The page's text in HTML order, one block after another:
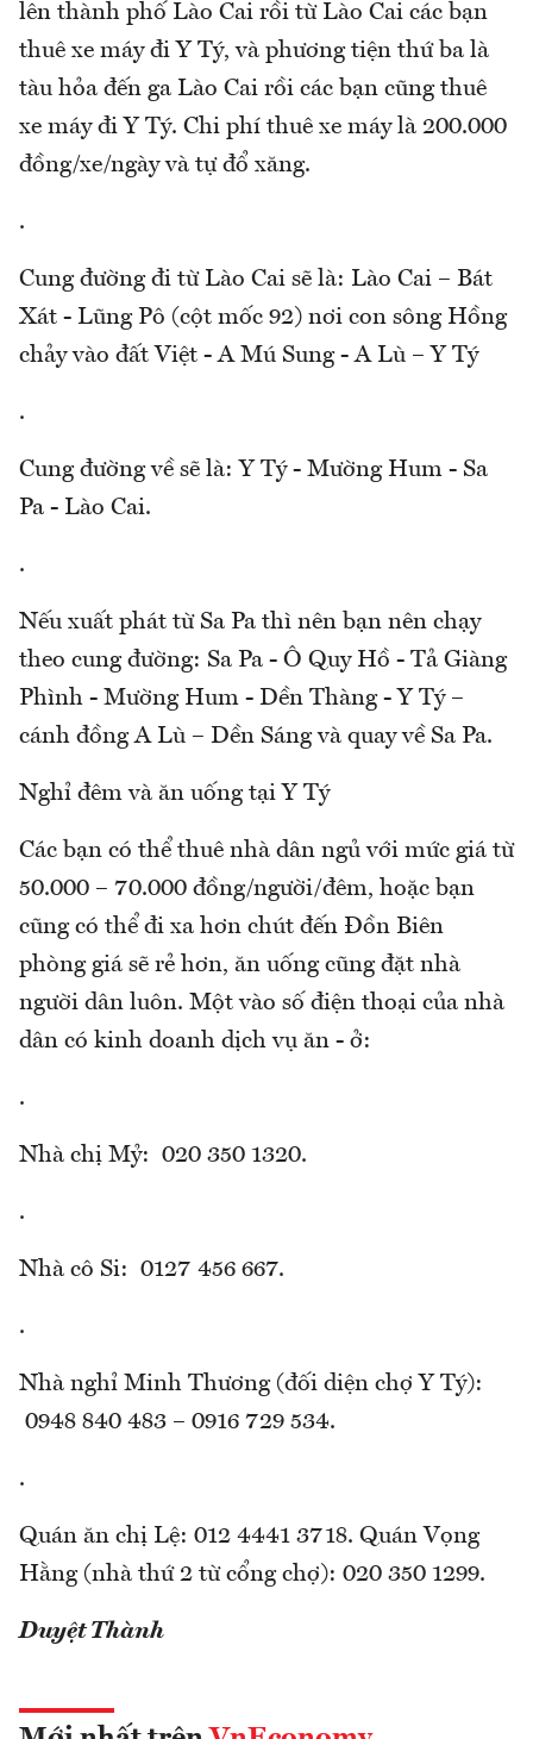
lên thành phố Lào Cai rồi từ Lào Cai các bạn
thuê xe máy đi Y Tý, và phương tiện thứ ba là
tàu hỏa đến ga Lào Cai rồi các bạn cũng thuê
xe máy đi Y Tý. Chi phí thuê xe máy là 200.000
đồng/xe/ngày và tự đổ xăng.
.
Cung đường đi từ Lào Cai sẽ là: Lào Cai – Bát
Xát - Lũng Pô (cột mốc 92) nơi con sông Hồng
chảy vào đất Việt - A Mú Sung - A Lù – Y Tý
.
Cung đường về sẽ là: Y Tý - Mường Hum - Sa
Pa - Lào Cai.
.
Nếu xuất phát từ Sa Pa thì nên bạn nên chạy
theo cung đường: Sa Pa - Ô Quy Hồ - Tả Giàng
Phình - Mường Hum - Dền Thàng - Y Tý –
cánh đồng A Lù – Dền Sáng và quay về Sa Pa.
Nghỉ đêm và ăn uống tại Y Tý
Các bạn có thể thuê nhà dân ngủ với mức giá từ
50.000 – 70.000 đồng/người/đêm, hoặc bạn
cũng có thể đi xa hơn chút đến Đồn Biên
phòng giá sẽ rẻ hơn, ăn uống cũng đặt nhà
người dân luôn. Một vào số điện thoại của nhà
dân có kinh doanh dịch vụ ăn - ở:
.
Nhà chị Mỷ: 020 350 1320.
.
Nhà cô Si: 0127 456 667.
.
Nhà nghỉ Minh Thương (đối diện chợ Y Tý):
0948 840 483 – 0916 729 534.
.
Quán ăn chị Lệ: 012 4441 3718. Quán Vọng
Hằng (nhà thứ 2 từ cổng chợ): 020 350 1299.
Duyệt Thành